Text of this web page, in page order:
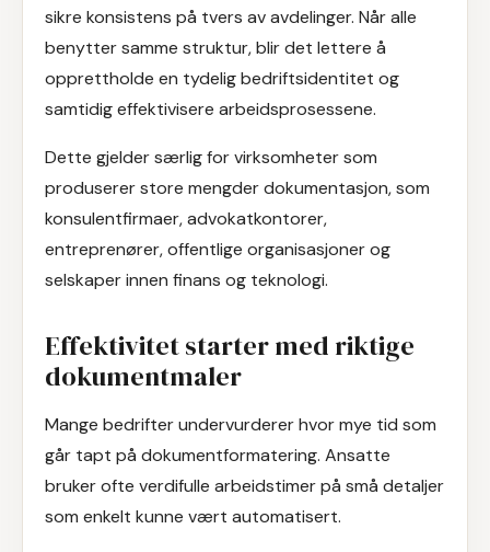
sikre konsistens på tvers av avdelinger. Når alle
benytter samme struktur, blir det lettere å
opprettholde en tydelig bedriftsidentitet og
samtidig effektivisere arbeidsprosessene.
Dette gjelder særlig for virksomheter som
produserer store mengder dokumentasjon, som
konsulentfirmaer, advokatkontorer,
entreprenører, offentlige organisasjoner og
selskaper innen finans og teknologi.
Effektivitet starter med riktige
dokumentmaler
Mange bedrifter undervurderer hvor mye tid som
går tapt på dokumentformatering. Ansatte
bruker ofte verdifulle arbeidstimer på små detaljer
som enkelt kunne vært automatisert.